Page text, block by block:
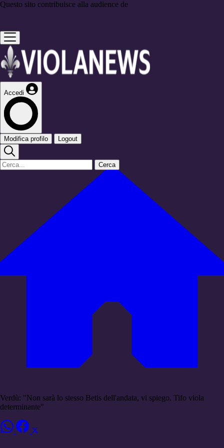
Questo sito contribuisce alla audience de
Accedi
Modifica profilo Logout
Cerca
Verdù: "Non sarà lo stesso Betis dell'andata, vi spiego. Tifo viola
determinante"